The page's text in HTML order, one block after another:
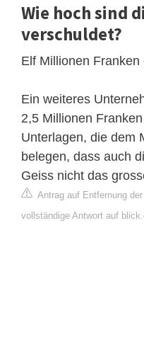
Wie hoch sind
verschuldet?
Elf Millionen
Ein weiteres
2,5 Millionen
Unterlagen, die dem
belegen, dass auch
Geiss nicht das
Antrag auf Entfernung
vollständige Antwort auf